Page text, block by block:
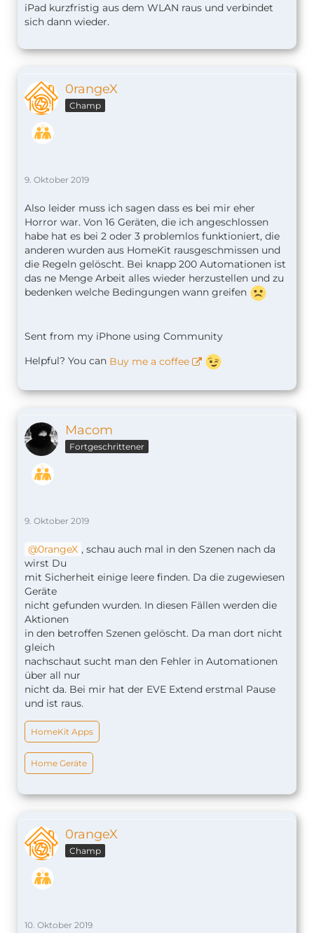
iPad kurzfristig aus dem WLAN raus und verbindet
sich dann wieder.
0rangeX
Champ
9. Oktober 2019
Also leider muss ich sagen dass es bei mir eher
Horror war. Von 16 Geräten, die ich angeschlossen
habe hat es bei 2 oder 3 problemlos funktioniert, die
anderen wurden aus HomeKit rausgeschmissen und
die Regeln gelöscht. Bei knapp 200 Automationen ist
das ne Menge Arbeit alles wieder herzustellen und zu
bedenken welche Bedingungen wann greifen
Sent from my iPhone using Community
Helpful? You can Buy me a coffee
Macom
Fortgeschrittener
9. Oktober 2019
0rangeX , schau auch mal in den Szenen nach da
wirst Du
mit Sicherheit einige leere finden. Da die zugewiesen
Geräte
nicht gefunden wurden. In diesen Fällen werden die
Aktionen
in den betroffen Szenen gelöscht. Da man dort nicht
gleich
nachschaut sucht man den Fehler in Automationen
über all nur
nicht da. Bei mir hat der EVE Extend erstmal Pause
und ist raus.
HomeKit Apps
Home Geräte
0rangeX
Champ
10. Oktober 2019